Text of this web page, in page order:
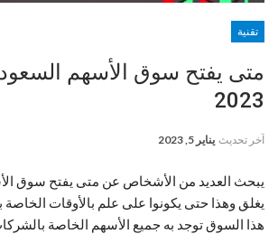
تقنية
متى يفتح سوق الأسهم
2023
آخر تحديث يناير 5, 2023
يبحث العديد من الأشخاص عن متى يفتح سوق
يغلق وهذا حتى يكونوا على علم بالأوقات الخاصة
هذا السوق توجد به جميع الأسهم الخاصة